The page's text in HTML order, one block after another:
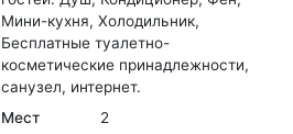
Мини-кухня, Холодильник,
Бесплатные туалетно-
косметические принадлежности,
санузел, интернет.
Мест
2